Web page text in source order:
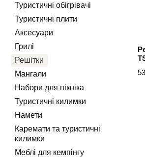
Туристичні обігрівачі
Туристичні плити
Аксесуари
Грилі
Решітки
Мангали
Набори для пікніка
Туристичні килимки
Намети
Каремати та туристичні
килимки
Меблі для кемпінгу